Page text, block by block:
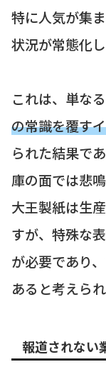
特に人気が集
状況が常態化
これは、単な
の常識を覆す
られた結果で
庫の面では悲
大王製紙は生
すが、特殊な
が必要であり
あると考えられ
報道されない